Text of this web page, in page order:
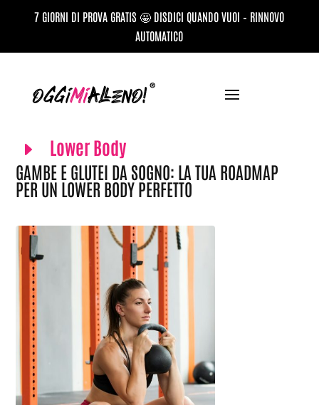
7 GIORNI DI PROVA GRATIS 🤩 DISDICI QUANDO VUOI – RINNOVO
AUTOMATICO
E Lower Body
GAMBE E GLUTEI DA SOGNO: LA TUA ROADMAP
PER UN LOWER BODY PERFETTO